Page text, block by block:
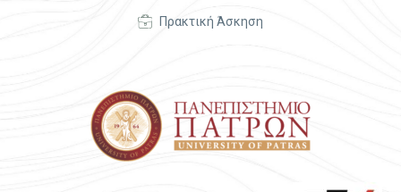

 Πρακτική Άσκηση